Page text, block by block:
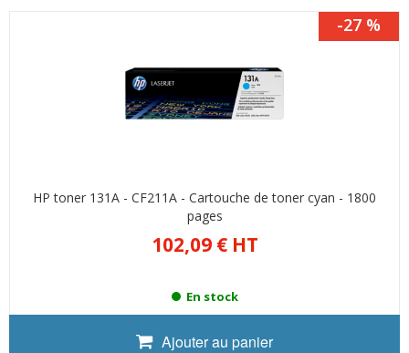
-27 %
HP toner 131A - CF211A - Cartouche de toner cyan - 1800
pages
HT
102,09 €
En stock
Ajouter au panier